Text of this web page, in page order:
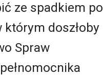
ze spadkiem po
którym doszłoby
Spraw